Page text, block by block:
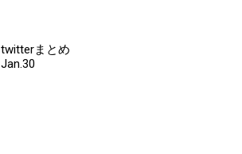
twitterまとめ
Jan.30